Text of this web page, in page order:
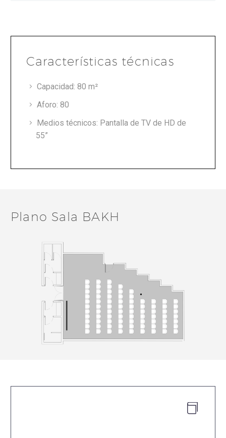
Características técnicas
Capacidad: 80 m²
Aforo: 80
Medios técnicos: Pantalla de TV de HD de
55”
Plano Sala BAKH

